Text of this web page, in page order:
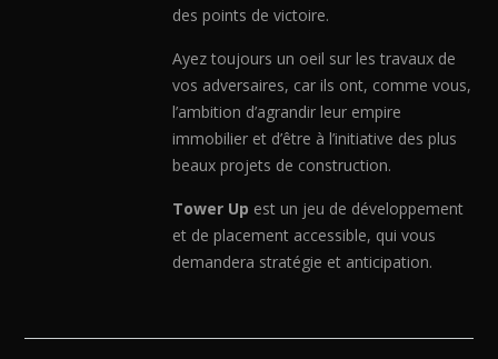
des points de victoire.
Ayez toujours un oeil sur les travaux de
vos adversaires, car ils ont, comme vous,
l’ambition d’agrandir leur empire
immobilier et d’être à l’initiative des plus
beaux projets de construction.
Tower Up est un jeu de développement
et de placement accessible, qui vous
demandera stratégie et anticipation.